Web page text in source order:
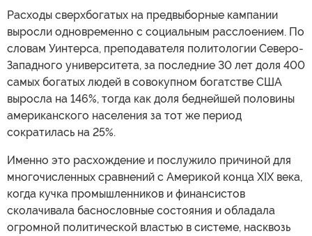
Расходы сверхбогатых на предвыборные кампании
выросли одновременно с социальным расслоением. По
словам Уинтерса, преподавателя политологии Северо-
Западного университета, за последние 30 лет доля 400
самых богатых людей в совокупном богатстве США
выросла на 146%, тогда как доля беднейшей половины
американского населения за тот же период
сократилась на 25%.
Именно это расхождение и послужило причиной для
многочисленных сравнений с Америкой конца XIX века,
когда кучка промышленников и финансистов
сколачивала баснословные состояния и обладала
огромной политической властью в системе, насквозь